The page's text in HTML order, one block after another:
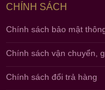
CHÍNH SÁCH
Chính sách bảo mật
Chính sách vận chuyển,
Chính sách đổi trả hàng